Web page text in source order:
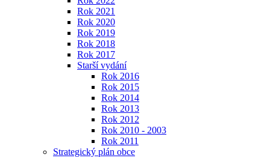
Rok 2021
Rok 2020
Rok 2019
Rok 2018
Rok 2017
Starší vydání
Rok 2016
Rok 2015
Rok 2014
Rok 2013
Rok 2012
Rok 2010 - 2003
Rok 2011
Strategický plán obce